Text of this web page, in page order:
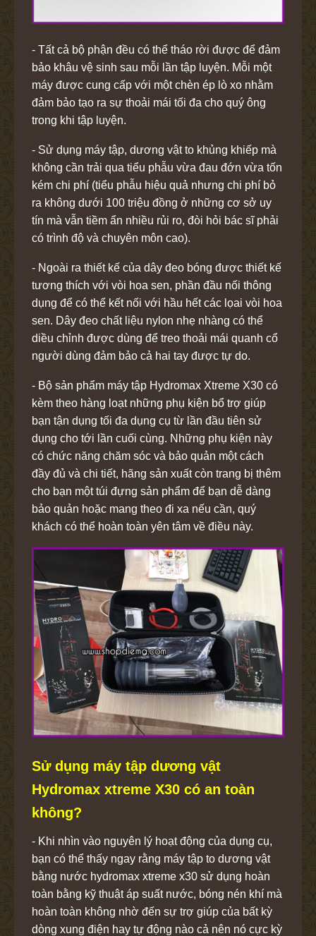
- Tất cả bộ phận đều có thể tháo rời được để đảm
bảo khâu vệ sinh sau mỗi lần tập luyện. Mỗi một
máy được cung cấp với một chèn ép lò xo nhằm
đảm bảo tạo ra sự thoải mái tối đa cho quý ông
trong khi tập luyện.
- Sử dụng máy tập, dương vật to khủng khiếp mà
không cần trải qua tiểu phẫu vừa đau đớn vừa tốn
kém chi phí (tiểu phẫu hiệu quả nhưng chi phí bỏ
ra không dưới 100 triệu đồng ở những cơ sở uy
tín mà vẫn tiềm ẩn nhiều rủi ro, đòi hỏi bác sĩ phải
có trình độ và chuyên môn cao).
- Ngoài ra thiết kế của dây đeo bóng được thiết kế
tương thích với vòi hoa sen, phần đầu nối thông
dụng để có thể kết nối với hầu hết các lọai vòi hoa
sen. Dây đeo chất liệu nylon nhẹ nhàng có thể
diều chỉnh được dùng để treo thoải mái quanh cổ
người dùng đảm bảo cả hai tay được tự do.
- Bộ sản phẩm máy tập Hydromax Xtreme X30 có
kèm theo hàng loạt những phụ kiện bổ trợ giúp
bạn tận dụng tối đa dụng cụ từ lần đầu tiên sử
dụng cho tới lần cuối cùng. Những phụ kiện này
có chức năng chăm sóc và bảo quản một cách
đầy đủ và chi tiết, hãng sản xuất còn trang bị thêm
cho bạn một túi đựng sản phẩm để bạn dễ dàng
bảo quản hoặc mang theo đi xa nếu cần, quý
khách có thể hoàn toàn yên tâm về điều này.
Sử dụng máy tập dương vật
Hydromax xtreme X30 có an toàn
không?
- Khi nhìn vào nguyên lý hoạt động của dụng cụ,
bạn có thể thấy ngay rằng máy tập to dương vật
bằng nước hydromax xtreme x30 sử dụng hoàn
toàn bằng kỹ thuật áp suất nước, bóng nén khí mà
hoàn toàn không nhờ đến sự trợ giúp của bất kỳ
dòng xung điện hay tự động nào cả nên nó cực kỳ